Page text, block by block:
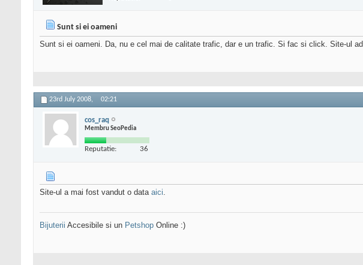
Sunt si ei oameni
Sunt si ei oameni. Da, nu e cel mai de calitate trafic, dar e un trafic. Si fac si click. Site-ul
23rd July 2008, 02:21
cos_raq
Membru SeoPedia
Reputatie: 36
Site-ul a mai fost vandut o data aici.
Bijuterii Accesibile si un Petshop Online :)